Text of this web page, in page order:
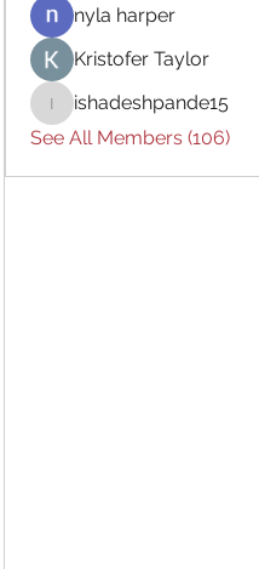
nyla harper
Kristofer Taylor
ishadeshpande15
ishadeshpande15
See All Members (106)